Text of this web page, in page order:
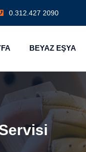
0.312.427 2090
BEYAZ EŞYA